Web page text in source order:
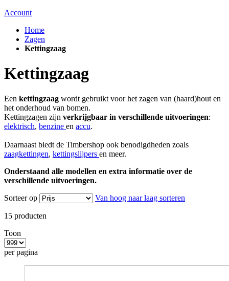
Account
Home
Zagen
Kettingzaag
Kettingzaag
Een kettingzaag wordt gebruikt voor het zagen van (haard)hout en
het onderhoud van bomen.
Kettingzagen zijn verkrijgbaar in verschillende uitvoeringen:
elektrisch, benzine en accu.
Daarnaast biedt de Timbershop ook benodigdheden zoals
zaagkettingen, kettingslijpers en meer.
Onderstaand alle modellen en extra informatie over de
verschillende uitvoeringen.
Sorteer op
Van hoog naar laag sorteren
15 producten
Toon
per pagina